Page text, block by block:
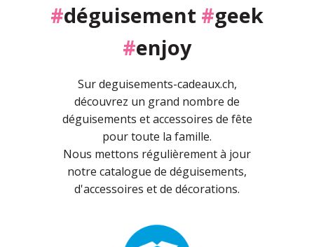
#déguisement #geek
#enjoy
Sur deguisements-cadeaux.ch,
découvrez un grand nombre de
déguisements et accessoires de fête
pour toute la famille.
Nous mettons régulièrement à jour
notre catalogue de déguisements,
d'accessoires et de décorations.